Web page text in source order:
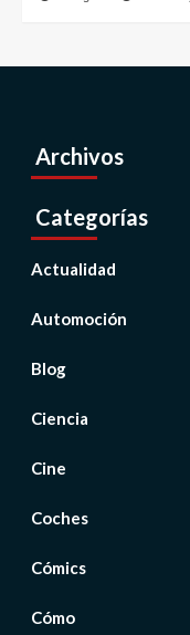
Archivos
Categorías
Actualidad
Automoción
Blog
Ciencia
Cine
Coches
Cómics
Cómo